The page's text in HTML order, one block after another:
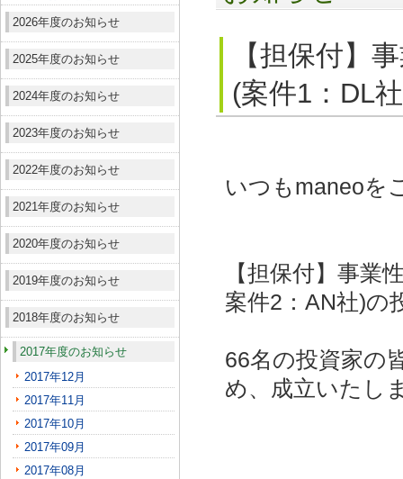
2026年度のお知らせ
2025年度のお知らせ
2024年度のお知らせ
2023年度のお知らせ
2022年度のお知らせ
2021年度のお知らせ
2020年度のお知らせ
2019年度のお知らせ
2018年度のお知らせ
2017年度のお知らせ
2017年12月
2017年11月
2017年10月
2017年09月
2017年08月
【担保付】
(案件1：DL
いつもmaneoを
【担保付】事業
案件2：AN社)の
66名の投資家の
め、成立いたし